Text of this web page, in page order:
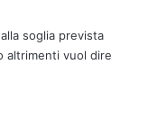
soglia prevista
altrimenti vuol dire